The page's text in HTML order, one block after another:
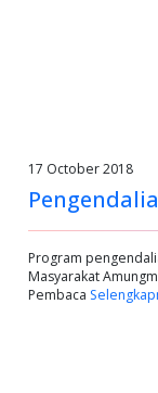
17 October 2018
Program
Masyarakat
Pembaca